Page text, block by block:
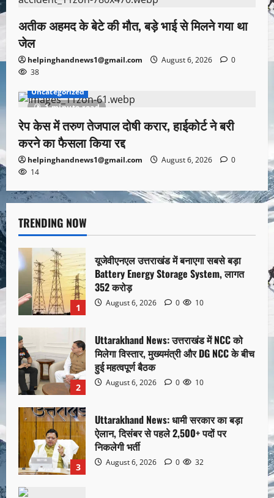
अतीक अहमद के बेटे की मौत, बड़े भाई से मिलने गया था
जेल
helpinghandnews1@gmail.com August 6, 2026
0
38
1 minute read
Uncategorized
रेप केस में तरुण तेजपाल दोषी करार, हाईकोर्ट ने बरी
करने का फैसला किया रद्द
helpinghandnews1@gmail.com August 6, 2026
0
14
TRENDING NOW
1
यूजेवीएनएल उत्तराखंड में बनाएगा सबसे बड़ा
Battery Energy Storage System, लागत
352 करोड़
August 6, 2026 0 10
2
Uttarakhand News: उत्तराखंड में NCC को
मिलेगा विस्तार, मुख्यमंत्री और DG NCC के बीच
हुई महत्वपूर्ण बैठक
August 6, 2026 0 10
3
Uttarakhand News: धामी सरकार का बड़ा
ऐलान, दिसंबर से पहले 2,500+ पदों पर
निकलेगी भर्ती
August 6, 2026 0 32